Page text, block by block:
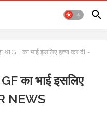
GF का भाई इसलिए हत्या कर दी -
का भाई इसलिए
NEWS